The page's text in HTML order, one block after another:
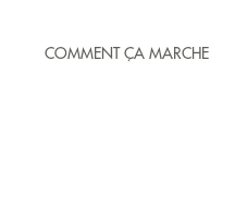
COMMENT ÇA MARCHE